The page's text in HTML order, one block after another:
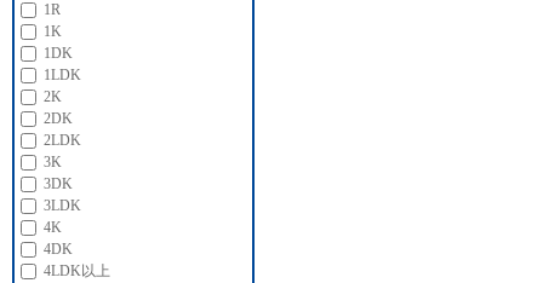
1R
1K
1DK
1LDK
2K
2DK
2LDK
3K
3DK
3LDK
4K
4DK
4LDK以上